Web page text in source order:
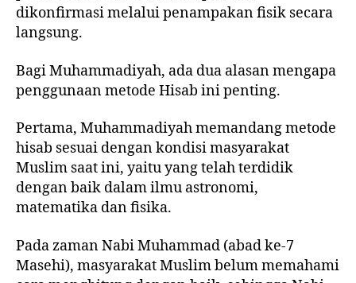
dikonfirmasi melalui penampakan fisik secara
langsung.
Bagi Muhammadiyah, ada dua alasan mengapa
penggunaan metode Hisab ini penting.
Pertama, Muhammadiyah memandang metode
hisab sesuai dengan kondisi masyarakat
Muslim saat ini, yaitu yang telah terdidik
dengan baik dalam ilmu astronomi,
matematika dan fisika.
Pada zaman Nabi Muhammad (abad ke-7
Masehi), masyarakat Muslim belum memahami